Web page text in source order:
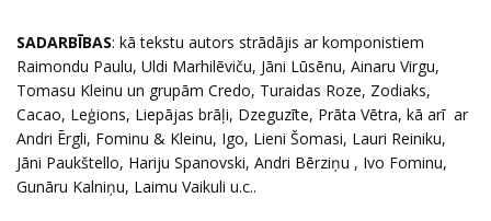
SADARBĪBAS: kā tekstu autors strādājis ar komponistiem
Raimondu Paulu, Uldi Marhilēviču, Jāni Lūsēnu, Ainaru Virgu,
Tomasu Kleinu un grupām Credo, Turaidas Roze, Zodiaks,
Cacao, Leģions, Liepājas brāļi, Dzeguzīte, Prāta Vētra, kā arī ar
Andri Ērgli, Fominu & Kleinu, Igo, Lieni Šomasi, Lauri Reiniku,
Jāni Paukštello, Hariju Spanovski, Andri Bērziņu , Ivo Fominu,
Gunāru Kalniņu, Laimu Vaikuli u.c..